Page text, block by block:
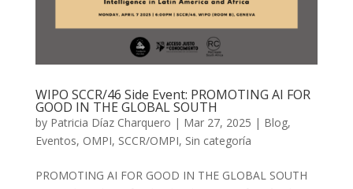
WIPO SCCR/46 Side Event: PROMOTING AI FOR
GOOD IN THE GLOBAL SOUTH
by Patricia Díaz Charquero | Mar 27, 2025 | Blog,
Eventos, OMPI, SCCR/OMPI, Sin categoría
PROMOTING AI FOR GOOD IN THE GLOBAL SOUTH